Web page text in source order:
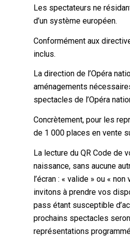
Les spectateurs ne
d’un système européen.
Conformément aux
inclus.
La direction de l’Opéra
aménagements
spectacles de l’Opéra
Concrètement, pour les
de 1 000 places en vente
La lecture du QR Code de
naissance, sans aucune
l’écran : « valide » ou «
invitons à prendre vos
pass étant susceptible
prochains spectacles
représentations